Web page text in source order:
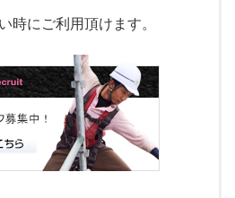
時にご利用頂けます。